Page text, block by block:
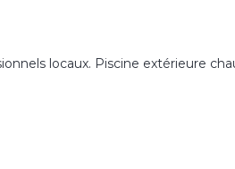
locaux. Piscine extérieure